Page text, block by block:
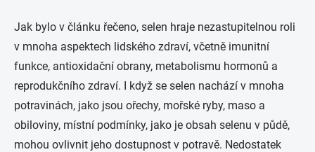
Jak bylo v článku řečeno, selen hraje nezastupitelnou roli
v mnoha aspektech lidského zdraví, včetně imunitní
funkce, antioxidační obrany, metabolismu hormonů a
reprodukčního zdraví. I když se selen nachází v mnoha
potravinách, jako jsou ořechy, mořské ryby, maso a
obiloviny, místní podmínky, jako je obsah selenu v půdě,
mohou ovlivnit jeho dostupnost v potravě. Nedostatek